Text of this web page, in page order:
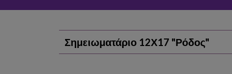
Σημειωματάριο 12Χ17 "Ρόδος"